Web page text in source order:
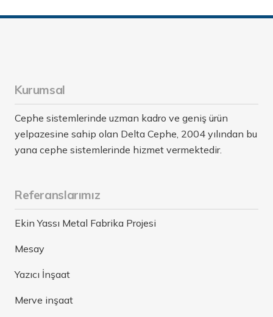
Kurumsal
Cephe sistemlerinde uzman kadro ve geniş ürün
yelpazesine sahip olan Delta Cephe, 2004 yılından bu
yana cephe sistemlerinde hizmet vermektedir.
Referanslarımız
Ekin Yassı Metal Fabrika Projesi
Mesay
Yazıcı İnşaat
Merve inşaat